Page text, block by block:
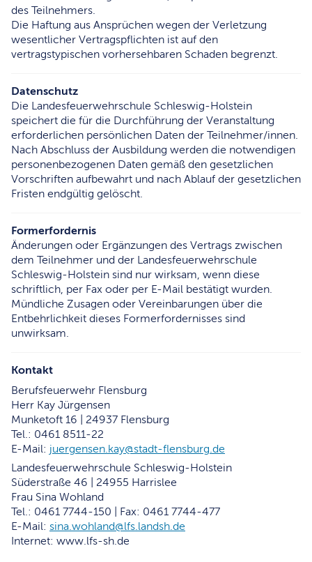
des Teilnehmers.
Die Haftung aus Ansprüchen wegen der Verletzung
wesentlicher Vertragspflichten ist auf den
vertragstypischen vorhersehbaren Schaden begrenzt.
Datenschutz
Die Landesfeuerwehrschule Schleswig-Holstein
speichert die für die Durchführung der Veranstaltung
erforderlichen persönlichen Daten der Teilnehmer/innen.
Nach Abschluss der Ausbildung werden die notwendigen
personenbezogenen Daten gemäß den gesetzlichen
Vorschriften aufbewahrt und nach Ablauf der gesetzlichen
Fristen endgültig gelöscht.
Formerfordernis
Änderungen oder Ergänzungen des Vertrags zwischen
dem Teilnehmer und der Landesfeuerwehrschule
Schleswig-Holstein sind nur wirksam, wenn diese
schriftlich, per Fax oder per E-Mail bestätigt wurden.
Mündliche Zusagen oder Vereinbarungen über die
Entbehrlichkeit dieses Formerfordernisses sind
unwirksam.
Kontakt
Berufsfeuerwehr Flensburg
Herr Kay Jürgensen
Munketoft 16 | 24937 Flensburg
Tel.: 0461 8511-22
E-Mail: juergensen.kay@stadt-flensburg.de
Landesfeuerwehrschule Schleswig-Holstein
Süderstraße 46 | 24955 Harrislee
Frau Sina Wohland
Tel.: 0461 7744-150 | Fax: 0461 7744-477
E-Mail: sina.wohland@lfs.landsh.de
Internet: www.lfs-sh.de